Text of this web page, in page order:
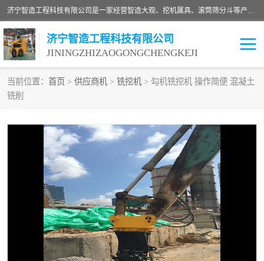
济宁智造工程科技有限公司是一家经营智造大观、挖机属具、滚筒筛分斗等产品的滑移装载机厂家。济宁智造工程科技有限公司奉行以质量赢得用户，诚信为本，互利共赢的宗旨，依靠雄厚的技术力量，科学的管理制度，先进的加工检测设备，始终坚持以客户为中心，免费咨询！
济宁智造工程科技有限公司
JININGZHIZAOGONGCHENGKEJI
当前位置： 首页 > 供应商机 > 铣挖机 > 勾机铣挖机 操作简便 混凝土
铣削
振动夯
铣挖机 移动破碎机
滚筒筛分斗 粉碎钳
液压剪 土壤修复
铣刨机 开沟机
伐木机 破碎机